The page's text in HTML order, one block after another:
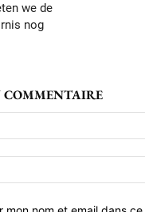
we de
nog
COMMENTAIRE